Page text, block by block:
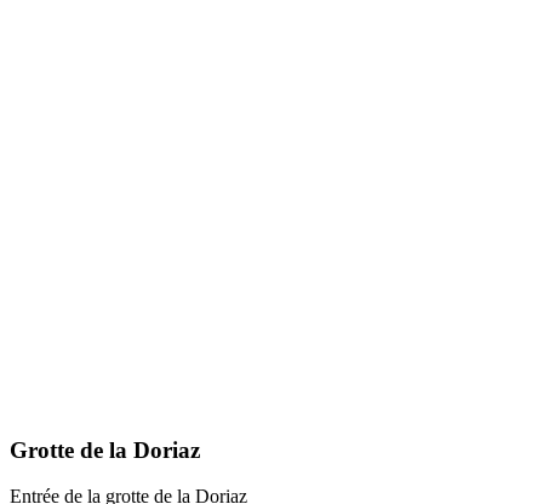
Grotte de la Doriaz
Entrée de la grotte de la Doriaz